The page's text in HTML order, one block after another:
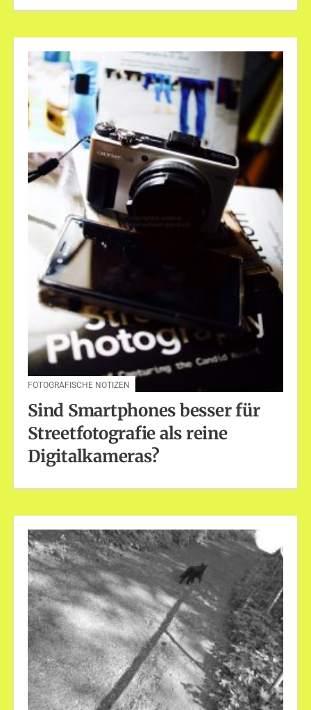
FOTOGRAFISCHE NOTIZEN
Sind Smartphones besser für
Streetfotografie als reine
Digitalkameras?